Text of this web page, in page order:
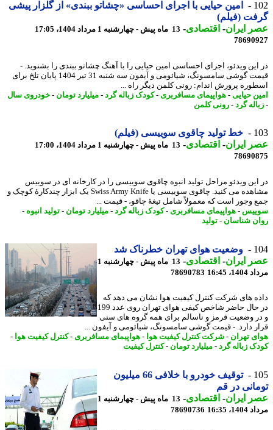
امین حیایی با اجرای احساسی «چشاتو ببندی» از گلزار پیشی
(فیلم)
ایران- اقتصادی-13 ماه پیش - چهارشنبه 1 مرداد 1404، 17:05
ویدئو، اجرای احساسی امین حیایی را با آهنگ چشاتو ببندی را بشنوید. -
قیمت گوشی سامسونگ، شیائومی و آیفون سه شنبه 31 تیر 1404 پایان تلخ برای
پرورش اندام: رونی کلمن دیگر راه ...
حیایی-هواپیمای مسافربری - کودک زباله گرد-میلیارد تومان-خودروی سال
گرد-رونی کلمن
خط تولید چاقوی سوییسی (فیلم)
ایران- اقتصادی-13 ماه پیش - چهارشنبه 1 مرداد 1404، 17:00
ویدئو مراحل تولید انبوه چاقوی سوییسی را در کارخانه ای در سوییس
مشاهده می کنید. چاقوی سوییسی یا Swiss Army Knife یک ابزار چندکارهٔ کوچک و
وجور است که معمولاً شامل تیغهٔ چاقو، - قیمت ...
-هواپیمای مسافربری - کودک زباله گرد-میلیارد تومان-تولید انبوه -
شناسان-تولید
وضعیت هوای تهران خطرناک شد
ایران- اقتصادی-
13 ماه پیش - چهارشنبه 1
16:45
78690783
های شرکت کنترل کیفیت هوا نشان می دهد که
در حال حاضر شاخص کیفی هوای تهران روی عدد 199
وضعیت قرمز و ناسالم برای همه گروه های سنی
دارد. - قیمت گوشی سامسونگ، شیائومی و آیفون ...
تهران- شرکت کنترل کیفیت هوا-هواپیمای مسافربری - کنترل کیفیت هوا-
زباله گرد-میلیارد تومان-کنترل کیفیت
توقیف خودرو با خلافی 66 میلیون
در قم
ایران- اقتصادی-
13 ماه پیش - چهارشنبه 1
16:35
78690736